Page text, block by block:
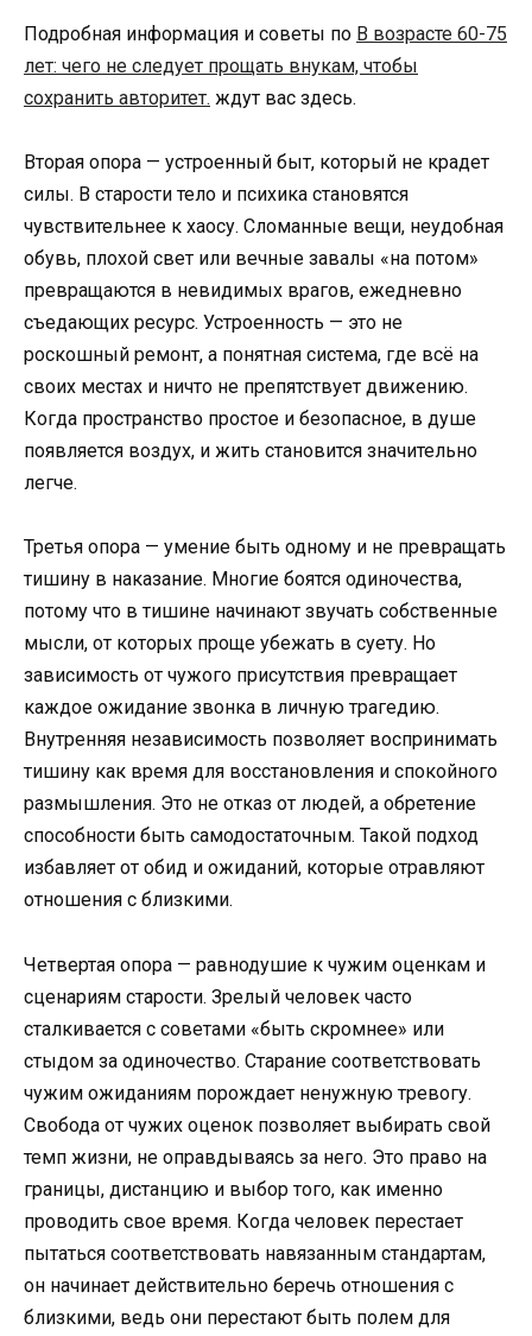
Подробная информация и советы по В возрасте 60-75
лет: чего не следует прощать внукам, чтобы
сохранить авторитет. ждут вас здесь.
Вторая опора — устроенный быт, который не крадет
силы. В старости тело и психика становятся
чувствительнее к хаосу. Сломанные вещи, неудобная
обувь, плохой свет или вечные завалы «на потом»
превращаются в невидимых врагов, ежедневно
съедающих ресурс. Устроенность — это не
роскошный ремонт, а понятная система, где всё на
своих местах и ничто не препятствует движению.
Когда пространство простое и безопасное, в душе
появляется воздух, и жить становится значительно
легче.
Третья опора — умение быть одному и не превращать
тишину в наказание. Многие боятся одиночества,
потому что в тишине начинают звучать собственные
мысли, от которых проще убежать в суету. Но
зависимость от чужого присутствия превращает
каждое ожидание звонка в личную трагедию.
Внутренняя независимость позволяет воспринимать
тишину как время для восстановления и спокойного
размышления. Это не отказ от людей, а обретение
способности быть самодостаточным. Такой подход
избавляет от обид и ожиданий, которые отравляют
отношения с близкими.
Четвертая опора — равнодушие к чужим оценкам и
сценариям старости. Зрелый человек часто
сталкивается с советами «быть скромнее» или
стыдом за одиночество. Старание соответствовать
чужим ожиданиям порождает ненужную тревогу.
Свобода от чужих оценок позволяет выбирать свой
темп жизни, не оправдываясь за него. Это право на
границы, дистанцию и выбор того, как именно
проводить свое время. Когда человек перестает
пытаться соответствовать навязанным стандартам,
он начинает действительно беречь отношения с
близкими, ведь они перестают быть полем для